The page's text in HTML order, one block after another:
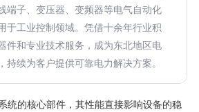
端子、变压器、变频器等电气自动化
于工业控制领域。凭借十余年行业积
件和专业技术服务，成为东北地区电
持续为客户提供可靠电力解决方案。
统的核心部件，其性能直接影响设备的稳